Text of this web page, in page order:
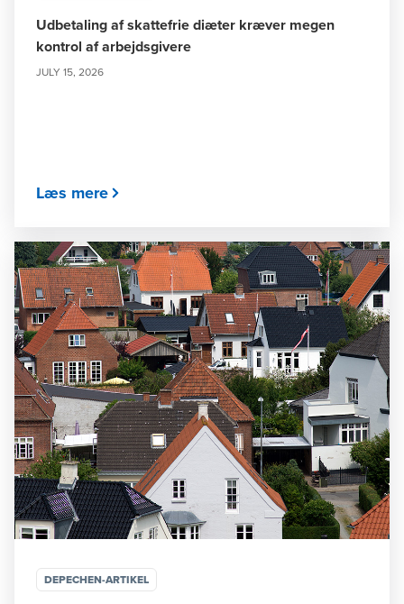
Udbetaling af skattefrie diæter kræver megen
kontrol af arbejdsgivere
JULY 15, 2026
Læs mere
DEPECHEN-ARTIKEL